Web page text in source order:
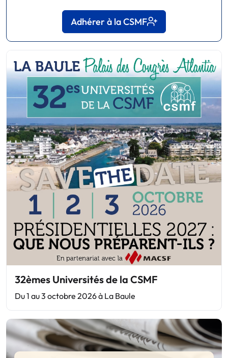
Adhérer à la CSMF
32èmes Universités de la CSMF
Du 1 au 3 octobre 2026 à La Baule